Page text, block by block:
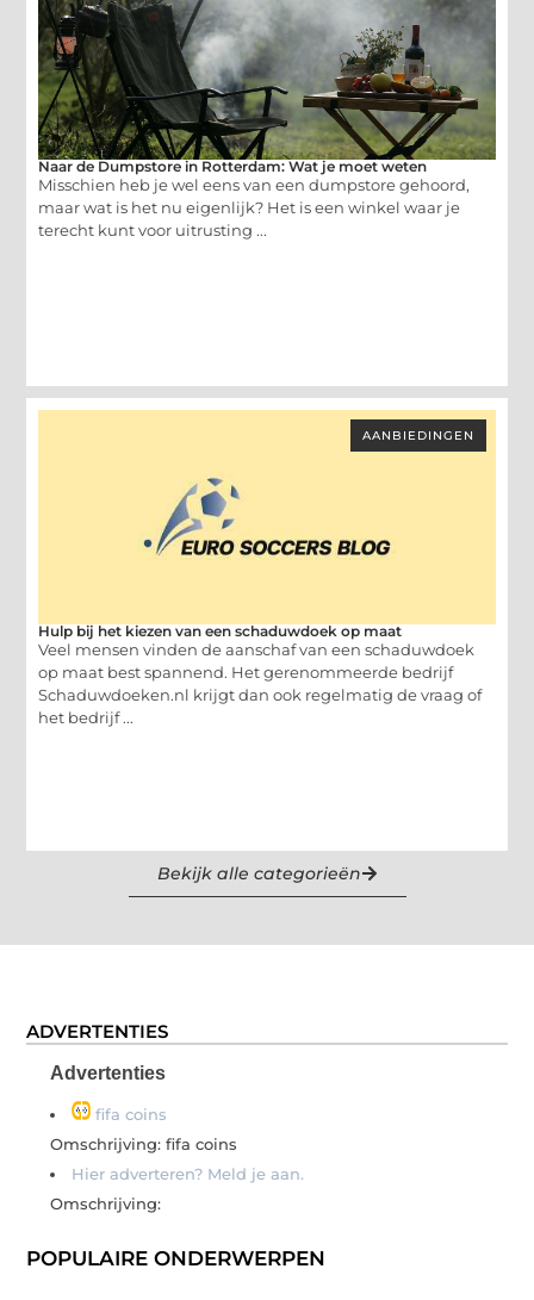
Naar de Dumpstore in Rotterdam: Wat je moet weten
Misschien heb je wel eens van een dumpstore gehoord,
maar wat is het nu eigenlijk? Het is een winkel waar je
terecht kunt voor uitrusting ...
AANBIEDINGEN
Hulp bij het kiezen van een schaduwdoek op maat
Veel mensen vinden de aanschaf van een schaduwdoek
op maat best spannend. Het gerenommeerde bedrijf
Schaduwdoeken.nl krijgt dan ook regelmatig de vraag of
het bedrijf ...
Bekijk alle categorieën
ADVERTENTIES
Advertenties
fifa coins
Omschrijving: fifa coins
Hier adverteren? Meld je aan.
Omschrijving:
POPULAIRE ONDERWERPEN